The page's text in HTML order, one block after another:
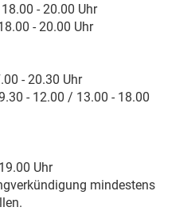
- 20.00 Uhr
- 20.00 Uhr
- 20.30 Uhr
- 12.00 / 13.00 - 18.00
Uhr
mindestens